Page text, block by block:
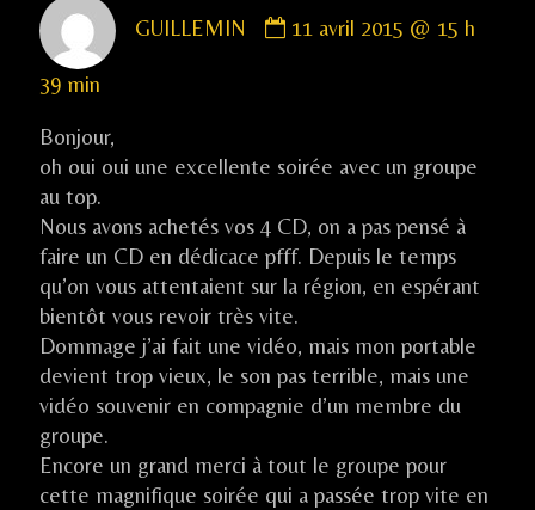
GUILLEMIN
by
11 avril 2015 @ 15 h
39 min
Bonjour,
oh oui oui une excellente soirée avec un groupe
au top.
Nous avons achetés vos 4 CD, on a pas pensé à
faire un CD en dédicace pfff. Depuis le temps
qu’on vous attentaient sur la région, en espérant
bientôt vous revoir très vite.
Dommage j’ai fait une vidéo, mais mon portable
devient trop vieux, le son pas terrible, mais une
vidéo souvenir en compagnie d’un membre du
groupe.
Encore un grand merci à tout le groupe pour
cette magnifique soirée qui a passée trop vite en